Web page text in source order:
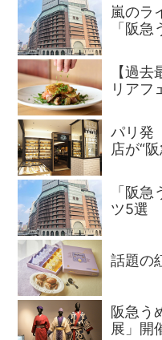
嵐のラ
「阪
【過
リアフ
パリ発
店が“
「阪
ツ5選
話題の
阪急う
展」開